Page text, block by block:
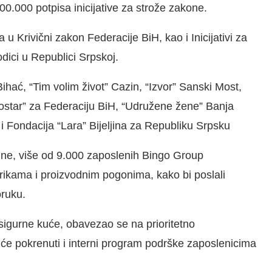
potpisa inicijative za strože zakone.
Krivični zakon Federacije BiH, kao i Inicijativi za
u Republici Srpskoj.
“Tim volim život” Cazin, “Izvor” Sanski Most,
za Federaciju BiH, “Udružene žene” Banja
“Lara” Bijeljina za Republiku Srpsku
više od 9.000 zaposlenih Bingo Group
i proizvodnim pogonima, kako bi poslali
kuće, obavezao se na prioritetno
pokrenuti i interni program podrške zaposlenicima